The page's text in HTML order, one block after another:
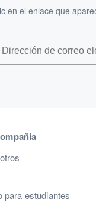
en el enlace que
para estudiantes